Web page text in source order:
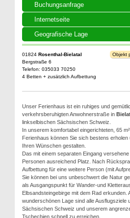
Buchungsanfrage
Internetseite
Geografische Lage
01824 Rosenthal-Bielatal
Bergstraße 6
Telefon: 035033 70250
4 Betten + zusätzlich Aufbettung
Objekt
Unser Ferienhaus ist ein ruhiges und
verkehrsberuhigten Anwohnerstraße in
linkselbischen Sächsischen Schweiz.
In unserem komfortabel eingerichteten, 65
Ferienhaus können Sie sich bestens
Ihren Wünschen gestalten.
Das mit einem separaten Eingang
Personen ausreichend Platz. Nach
Aufbettung für eine weitere Person (mit
Sie können bei uns unbeschwert die Natur
als Ausgangspunkt für Wander-und
Elbsandsteingebirge mit dem Rad erkunden.
wunderschönen Lage sind alle Ausflugsziele
Sächsischen Schweiz und unserem
Tschechien schnell zu erreichen.